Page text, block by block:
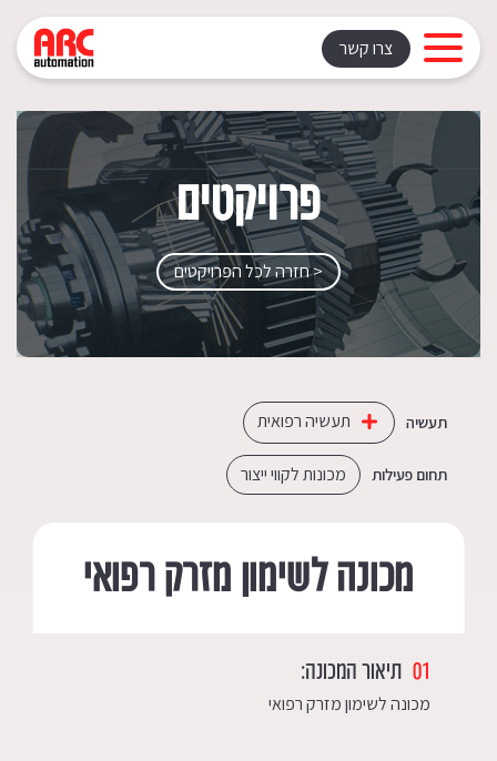
צרו קשר
פרויקטים
< חזרה לכל הפרויקטים
תעשיה תעשיה רפואית
תחום פעילות מכונות לקווי ייצור
מכונה לשימון מזרק רפואי
01 תיאור המכונה:
מכונה לשימון מזרק רפואי